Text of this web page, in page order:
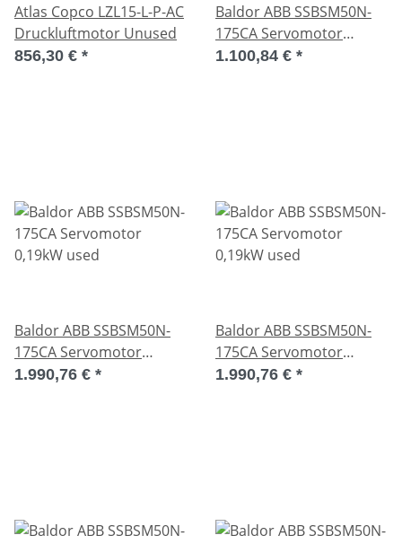
Atlas Copco LZL15-L-P-AC
Druckluftmotor Unused
856,30 € *
Baldor ABB SSBSM50N-
175CA Servomotor
0,19kW Defekt
1.100,84 € *
Baldor ABB SSBSM50N-
175CA Servomotor
0,19kW used
1.990,76 € *
Baldor ABB SSBSM50N-
175CA Servomotor
0,19kW used
1.990,76 € *